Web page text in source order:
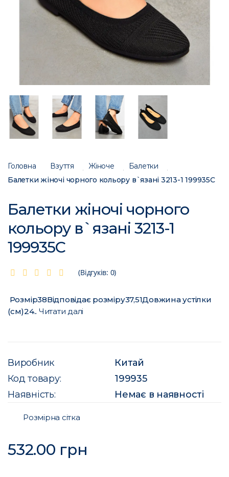
Головна Взуття Жіноче
Балетки
Балетки жіночі чорного кольору в`язані 3213-1 199935C
Балетки жіночі чорного
кольору в`язані 3213-1
199935C
(Відгуків: 0)
Розмір38Відповідає розміру37,51Довжина устілки
(см)24.. Читати далі
Виробник
Китай
Код товару:
199935
Наявність:
Немає в наявності
Розмірна сітка
532.00 грн